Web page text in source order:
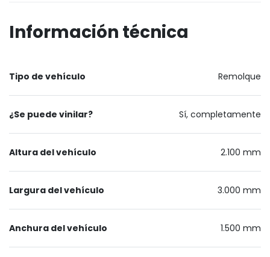
Información técnica
Tipo de vehículo Remolque
¿Se puede vinilar? Sí, completamente
Altura del vehículo 2.100 mm
Largura del vehículo 3.000 mm
Anchura del vehículo 1.500 mm